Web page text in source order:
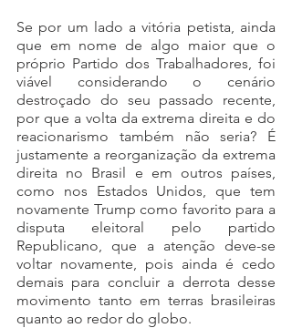
Se por um lado a vitória petista, ainda
que em nome de algo maior que o
próprio Partido dos Trabalhadores, foi
viável considerando o cenário
destroçado do seu passado recente,
por que a volta da extrema direita e do
reacionarismo também não seria? É
justamente a reorganização da extrema
direita no Brasil e em outros países,
como nos Estados Unidos, que tem
novamente Trump como favorito para a
disputa eleitoral pelo partido
Republicano, que a atenção deve-se
voltar novamente, pois ainda é cedo
demais para concluir a derrota desse
movimento tanto em terras brasileiras
quanto ao redor do globo.